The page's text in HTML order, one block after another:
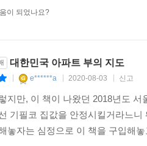
이 되었나요?
대한민국 아파트 부의 지도
e******a 2020-08-03 신고
지만, 이 책이 나왔던 2018년도
기필코 집값을 안정시킬거라느
놓자는 심정으로 이 책을 구입해